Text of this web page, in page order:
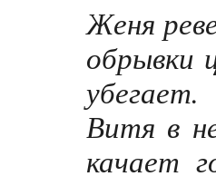
Женя
обрывки
убегает.
Витя в
качает